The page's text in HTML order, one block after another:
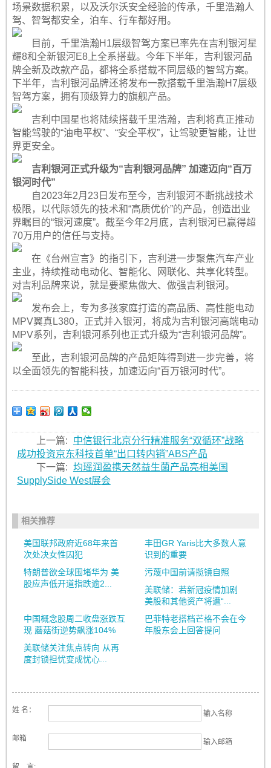
场景数据积累，以及沃尔沃安全经验的传承，千里浩瀚人
驾、智驾都安全，泊车、行车都好用。
目前，千里浩瀚H1层级智驾方案已率先在吉利银河星
耀8和全新银河E8上全系搭载。今年下半年，吉利银河品
牌全新及改款产品，都将全系搭载不同层级的智驾方案。
下半年，吉利银河品牌还将发布一款搭载千里浩瀚H7层级
智驾方案，拥有顶级算力的旗舰产品。
吉利中国星也将陆续搭载千里浩瀚，吉利将真正推动
智能驾驶的“油电平权”、“安全平权”，让驾驶更智能，让世
界更安全。
吉利银河正式升级为“吉利银河品牌” 加速迈向“百万
银河时代”
自2023年2月23日发布至今，吉利银河不断挑战技术
极限，以代际领先的技术和“高质优价”的产品，创造出业
界瞩目的“银河速度”。截至今年2月底，吉利银河已赢得超
70万用户的信任与支持。
在《台州宣言》的指引下，吉利进一步聚焦汽车产业
主业，持续推动电动化、智能化、网联化、共享化转型。
对吉利品牌来说，就是要聚焦做大、做强吉利银河。
发布会上，专为多孩家庭打造的高品质、高性能电动
MPV翼真L380，正式并入银河，将成为吉利银河高端电动
MPV系列，吉利银河系列也正式升级为“吉利银河品牌”。
至此，吉利银河品牌的产品矩阵得到进一步完善，将
以全面领先的智能科技，加速迈向“百万银河时代”。
上一篇:
中信银行北京分行精准服务“双循环”战略
成功投资京东科技首单“出口转内销”ABS产品
下一篇: 均瑶润盈携天然益生菌产品亮相美国
SupplySide West展会
相关推荐
美国联邦政府近68年来首
次处决女性囚犯
丰田GR Yaris比大多数人意
识到的重要
特朗普欲全球围堵华为 美
股应声低开道指跌逾2...
污蔑中国前请揽镜自照
美联储：若新冠疫情加剧
美股和其他资产将遭“...
中国概念股周二收盘涨跌互
现 蘑菇街逆势飙涨104%
巴菲特老搭档芒格不会在今
年股东会上回答提问
美联储关注焦点转向 从再
度封锁担忧变成忧心...
姓 名： 输入名称
邮箱 输入邮箱